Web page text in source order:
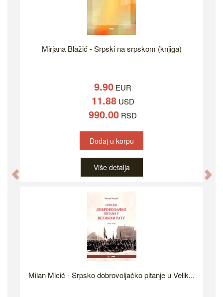
Mirjana Blažić - Srpski na srpskom (knjiga)
9.90 EUR
11.88USD
990.00 RSD
Dodaj u korpu
Više detalja
Milan Micić - Srpsko dobrovoljačko pitanje u Velik...